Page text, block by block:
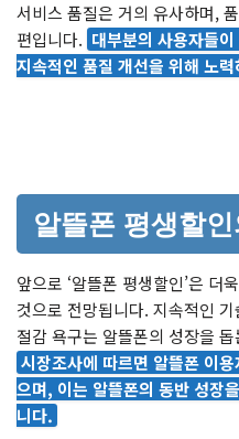
서비스 품질은 거의 유사하며,
편입니다. 대부분의 사용자들
지속적인 품질 개선을 위해 노
알뜰폰 평생할
앞으로 ‘알뜰폰 평생할인’은 더
것으로 전망됩니다. 지속적인
절감 욕구는 알뜰폰의 성장을
시장조사에 따르면 알뜰폰 이
으며, 이는 알뜰폰의 동반 성장
니다.